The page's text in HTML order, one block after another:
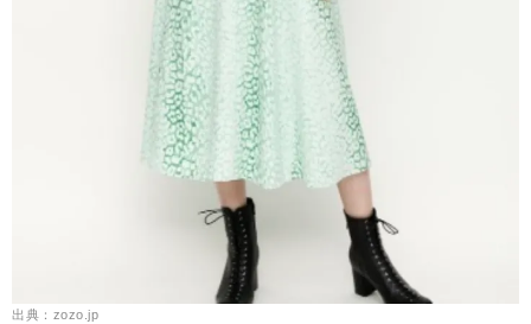
出典：zozo.jp